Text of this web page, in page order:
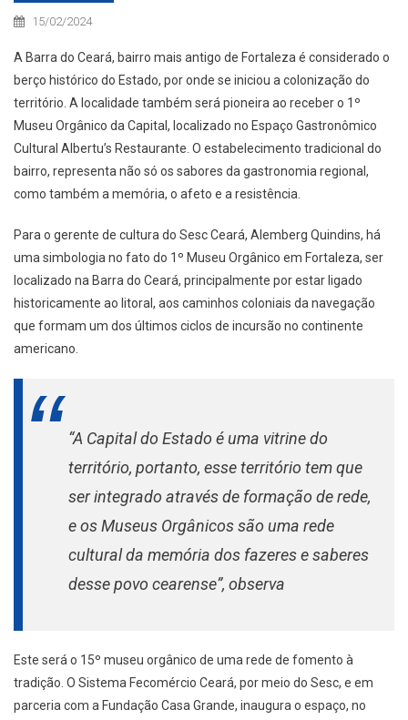
15/02/2024
A Barra do Ceará, bairro mais antigo de Fortaleza é considerado o
berço histórico do Estado, por onde se iniciou a colonização do
território. A localidade também será pioneira ao receber o 1º
Museu Orgânico da Capital, localizado no Espaço Gastronômico
Cultural Albertu’s Restaurante. O estabelecimento tradicional do
bairro, representa não só os sabores da gastronomia regional,
como também a memória, o afeto e a resistência.
Para o gerente de cultura do Sesc Ceará, Alemberg Quindins, há
uma simbologia no fato do 1º Museu Orgânico em Fortaleza, ser
localizado na Barra do Ceará, principalmente por estar ligado
historicamente ao litoral, aos caminhos coloniais da navegação
que formam um dos últimos ciclos de incursão no continente
americano.
“A Capital do Estado é uma vitrine do
território, portanto, esse território tem que
ser integrado através de formação de rede,
e os Museus Orgânicos são uma rede
cultural da memória dos fazeres e saberes
desse povo cearense”, observa
Este será o 15º museu orgânico de uma rede de fomento à
tradição. O Sistema Fecomércio Ceará, por meio do Sesc, e em
parceria com a Fundação Casa Grande, inaugura o espaço, no